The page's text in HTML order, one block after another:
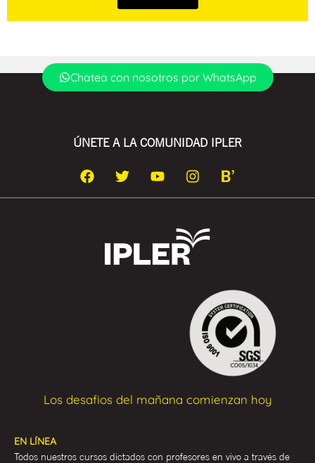
Chatea con nosotros por WhatsApp
ÚNETE A LA COMUNIDAD IPLER
Los desafios del mañana comienzan hoy
EN LÍNEA
Todos nuestros cursos dictados con profesores en vivo a través de